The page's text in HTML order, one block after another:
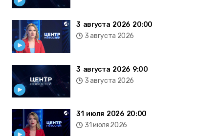
3 августа 2026 20:00
3 августа 2026
3 августа 2026 9:00
3 августа 2026
31 июля 2026 20:00
31 июля 2026